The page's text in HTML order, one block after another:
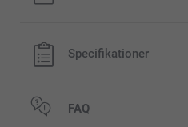
Specifikationer
FAQ